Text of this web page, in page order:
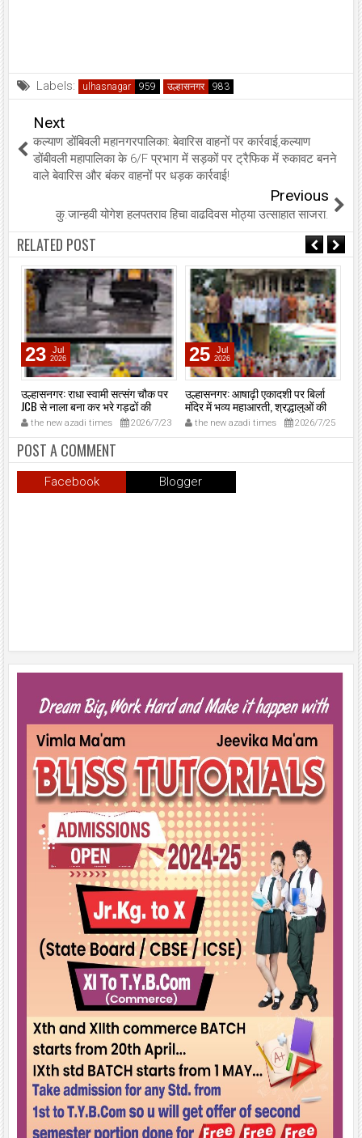
Labels: ulhasnagar उल्हासनगर
Next
कल्याण डोंबिवली महानगरपालिका: बेवारिस वाहनों पर कार्रवाई,कल्याण
डोंबीवली महापालिका के 6/F प्रभाग में सड़कों पर ट्रैफिक में रुकावट बनने
वाले बेवारिस और बंकर वाहनों पर धड़क कार्रवाई!
Previous
कु.जान्हवी योगेश हलपतराव हिचा वाढदिवस मोठ्या उत्साहात साजरा.
RELATED POST
23 Jul
2026
उल्हासनगर: राधा स्वामी सत्संग चौक पर
JCB से नाला बना कर भरे गड्ढों की
आपात मरम्मत, यातायात बहाल।
the new azadi times 2026/7/23
25 Jul
2026
उल्हासनगर: आषाढ़ी एकादशी पर बिर्ला
मंदिर में भव्य महाआरती, श्रद्धालुओं की
उमड़ी भीड़।
the new azadi times 2026/7/25
POST A COMMENT
Facebook Blogger